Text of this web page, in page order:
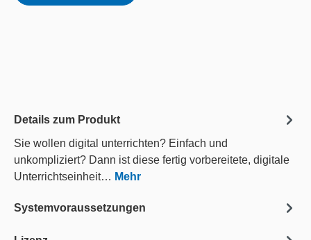
Details zum Produkt
Sie wollen digital unterrichten? Einfach und
unkompliziert? Dann ist diese fertig vorbereitete, digitale
Unterrichtseinheit… Mehr
Systemvoraussetzungen